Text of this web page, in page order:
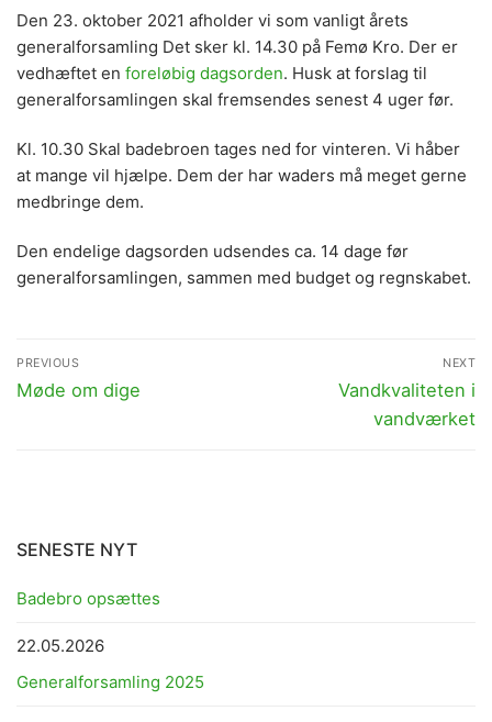
Den 23. oktober 2021 afholder vi som vanligt årets
generalforsamling Det sker kl. 14.30 på Femø Kro. Der er
vedhæftet en foreløbig dagsorden. Husk at forslag til
generalforsamlingen skal fremsendes senest 4 uger før.
Kl. 10.30 Skal badebroen tages ned for vinteren. Vi håber
at mange vil hjælpe. Dem der har waders må meget gerne
medbringe dem.
Den endelige dagsorden udsendes ca. 14 dage før
generalforsamlingen, sammen med budget og regnskabet.
Indlægsnavigation
PREVIOUS
Previous
Møde om dige
NEXT
Next
post:
Vandkvaliteten i
vandværket
SENESTE NYT
Badebro opsættes
22.05.2026
Generalforsamling 2025